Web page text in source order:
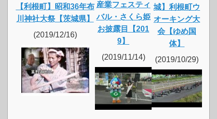
【利根町】昭和36年布
川神社大祭【茨城県】
(2019/12/16)
産業フェスティ
バル・さくら姫
お披露目【201
9】
(2019/11/14)
城】利根町ウ
オーキング大
会【ゆめ国
体】
(2019/10/29)